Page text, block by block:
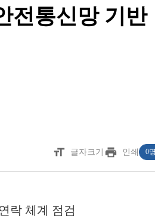
전통신망 기반
format_size 글자크기 print 인쇄 0
락 체계 점검